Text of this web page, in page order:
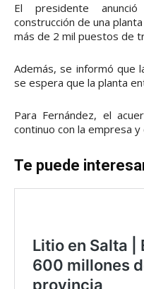
El presidente
construcción de una
más de 2 mil puestos de
Además, se informó que
se espera que la planta
Para Fernández, el
continuo con la empresa y
Te puede